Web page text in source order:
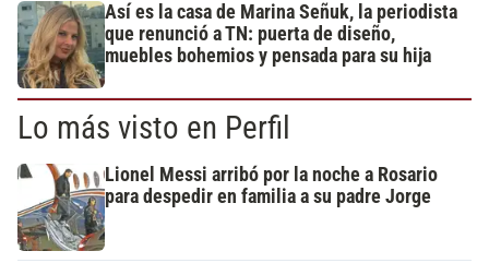
Así es la casa de Marina Señuk, la periodista
que renunció a TN: puerta de diseño,
muebles bohemios y pensada para su hija
Lo más visto en Perfil
Lionel Messi arribó por la noche a Rosario
para despedir en familia a su padre Jorge